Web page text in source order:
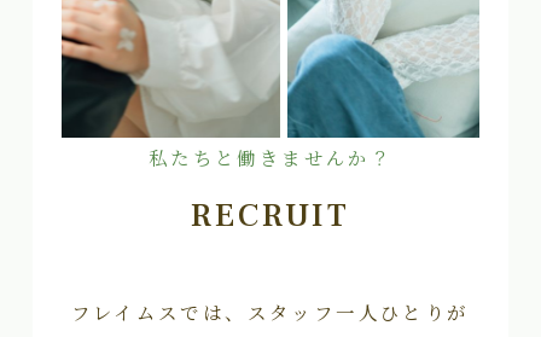
私たちと働きませんか？
RECRUIT
フレイムスでは、スタッフ一人ひとりが